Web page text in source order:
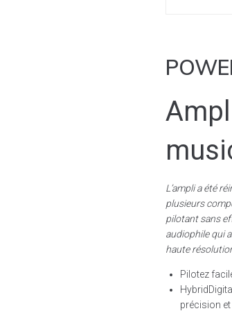
L’ampli a été
plusieurs
pilotant sans
audiophile qui
haute
Pilotez
précision et